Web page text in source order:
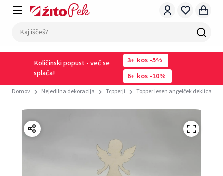
Količinski popust - več se
splača!
3 kos -5%
6
kos -10%
Domov Nejedilna dekoracija Topperji Topper lesen angelček deklica